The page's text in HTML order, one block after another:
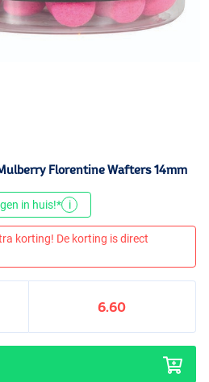
Florentine Wafters 14mm
in huis!* i
korting! De korting is direct
6.60